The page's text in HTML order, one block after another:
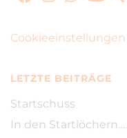
Cookieeinstellungen
LETZTE BEITRÄGE
Startschuss
In den Startlöchern….